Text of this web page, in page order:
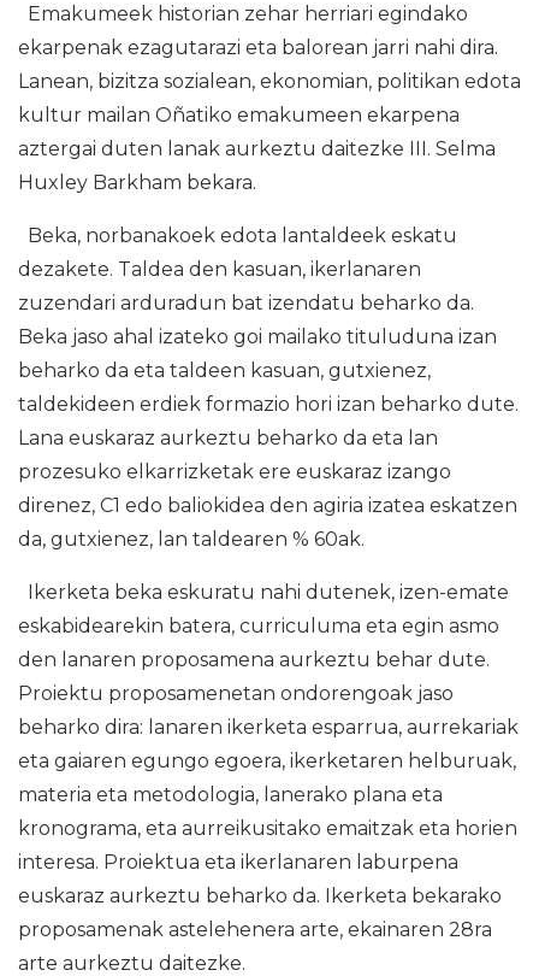
Emakumeek historian zehar herriari egindako
ekarpenak ezagutarazi eta balorean jarri nahi dira.
Lanean, bizitza sozialean, ekonomian, politikan edota
kultur mailan Oñatiko emakumeen ekarpena
aztergai duten lanak aurkeztu daitezke III. Selma
Huxley Barkham bekara.
Beka, norbanakoek edota lantaldeek eskatu
dezakete. Taldea den kasuan, ikerlanaren
zuzendari arduradun bat izendatu beharko da.
Beka jaso ahal izateko goi mailako tituluduna izan
beharko da eta taldeen kasuan, gutxienez,
taldekideen erdiek formazio hori izan beharko dute.
Lana euskaraz aurkeztu beharko da eta lan
prozesuko elkarrizketak ere euskaraz izango
direnez, C1 edo baliokidea den agiria izatea eskatzen
da, gutxienez, lan taldearen % 60ak.
Ikerketa beka eskuratu nahi dutenek, izen-emate
eskabidearekin batera, curriculuma eta egin asmo
den lanaren proposamena aurkeztu behar dute.
Proiektu proposamenetan ondorengoak jaso
beharko dira: lanaren ikerketa esparrua, aurrekariak
eta gaiaren egungo egoera, ikerketaren helburuak,
materia eta metodologia, lanerako plana eta
kronograma, eta aurreikusitako emaitzak eta horien
interesa. Proiektua eta ikerlanaren laburpena
euskaraz aurkeztu beharko da. Ikerketa bekarako
proposamenak astelehenera arte, ekainaren 28ra
arte aurkeztu daitezke.